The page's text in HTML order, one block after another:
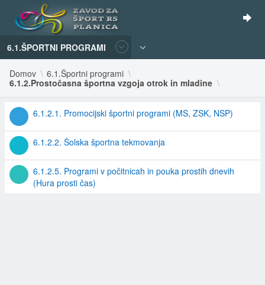
6.1.ŠPORTNI PROGRAMI
Domov
6.1.Športni programi
6.1.2.Prostočasna športna vzgoja otrok in mladine
6.1.2.1. Promocijski športni programi (MS, ZSK, NSP)
6.1.2.2. Šolska športna tekmovanja
6.1.2.5. Programi v počitnicah in pouka prostih dnevih
(Hura prosti čas)